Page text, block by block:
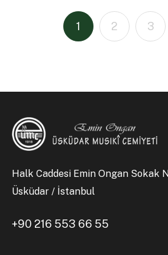
1 2 3
Halk Caddesi Emin Ongan Sokak
Üsküdar / İstanbul
+90 216 553 66 55